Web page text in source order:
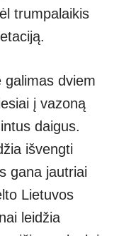
trumpalaikis
galimas dviem
į vazoną
daigus.
išvengti
gana jautriai
Lietuvos
leidžia